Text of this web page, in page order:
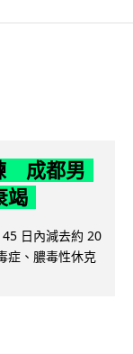
成都男
竭
日內減去約 20
症、膿毒性休克